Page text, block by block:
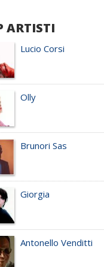
ARTISTI
Lucio Corsi
Olly
Brunori Sas
Giorgia
Antonello Venditti